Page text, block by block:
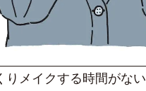
りメイクする時間がない